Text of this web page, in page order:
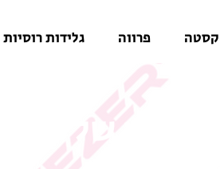
קסטה פרווה גלידות רוסיות
של המוצר